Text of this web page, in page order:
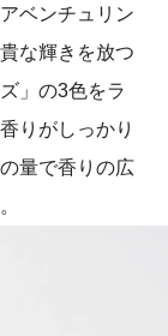
ベンチュリン
な輝きを放つ
」の3色をラ
りがしっかり
量で香りの広